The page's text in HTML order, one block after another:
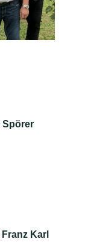
Spörer
Franz Karl